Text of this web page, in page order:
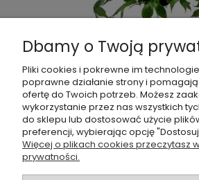
Hoya polyneura - cięty węzeł
14,99 zł
Dbamy o Twoją
Pliki cookies i pokrewne im
poprawne działanie strony i
ofertę do Twoich potrzeb. Możesz
wykorzystanie przez nas wszystkich
do sklepu lub dostosować użycie
preferencji, wybierając opcję
Więcej o plikach cookies przeczytasz
prywatności.